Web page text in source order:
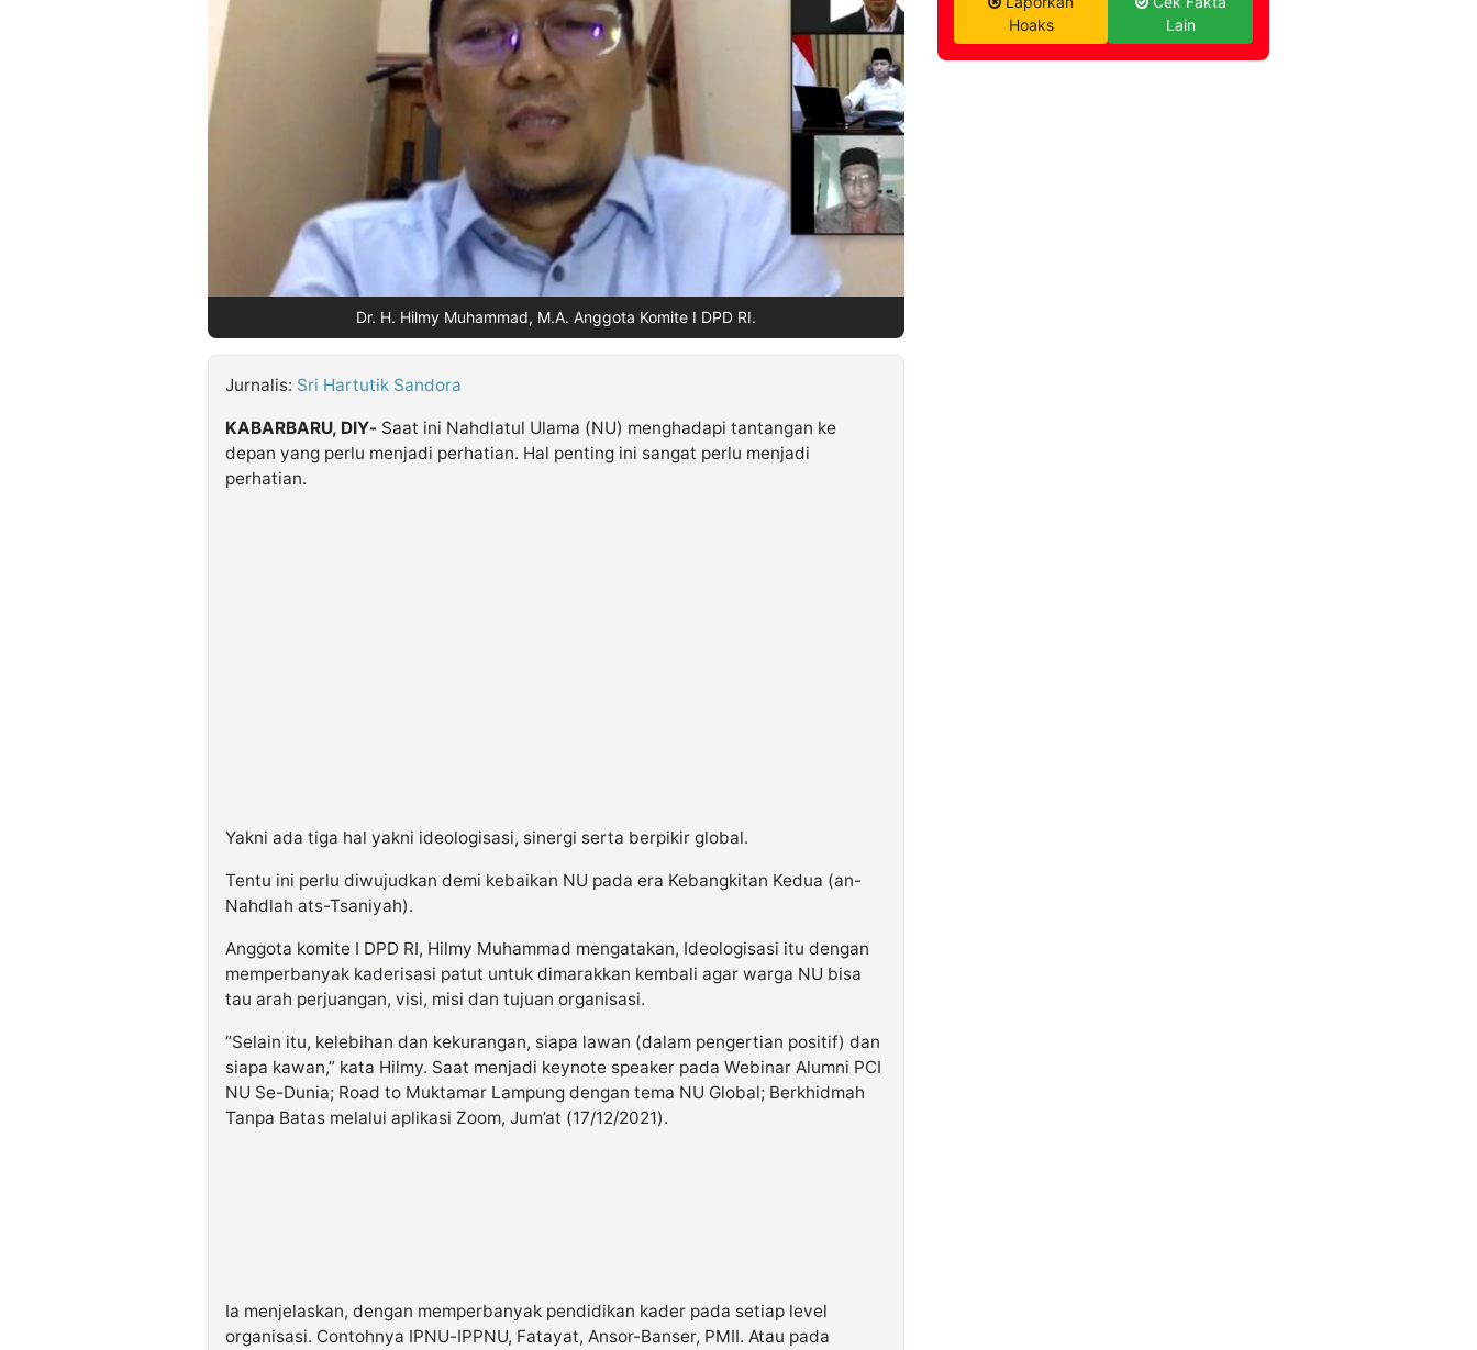
Dr. H. Hilmy Muhammad, M.A. Anggota Komite I DPD RI.
Jurnalis: Sri Hartutik Sandora
KABARBARU, DIY- Saat ini Nahdlatul Ulama (NU) menghadapi tantangan ke
depan yang perlu menjadi perhatian. Hal penting ini sangat perlu menjadi
perhatian.
Yakni ada tiga hal yakni ideologisasi, sinergi serta berpikir global.
Tentu ini perlu diwujudkan demi kebaikan NU pada era Kebangkitan Kedua (an-
Nahdlah ats-Tsaniyah).
Anggota komite I DPD RI, Hilmy Muhammad mengatakan, Ideologisasi itu dengan
memperbanyak kaderisasi patut untuk dimarakkan kembali agar warga NU bisa
tau arah perjuangan, visi, misi dan tujuan organisasi.
“Selain itu, kelebihan dan kekurangan, siapa lawan (dalam pengertian positif) dan
siapa kawan,” kata Hilmy. Saat menjadi keynote speaker pada Webinar Alumni PCI
NU Se-Dunia; Road to Muktamar Lampung dengan tema NU Global; Berkhidmah
Tanpa Batas melalui aplikasi Zoom, Jum’at (17/12/2021).
Ia menjelaskan, dengan memperbanyak pendidikan kader pada setiap level
organisasi. Contohnya IPNU-IPPNU, Fatayat, Ansor-Banser, PMII. Atau pada
Hoaks
Lain